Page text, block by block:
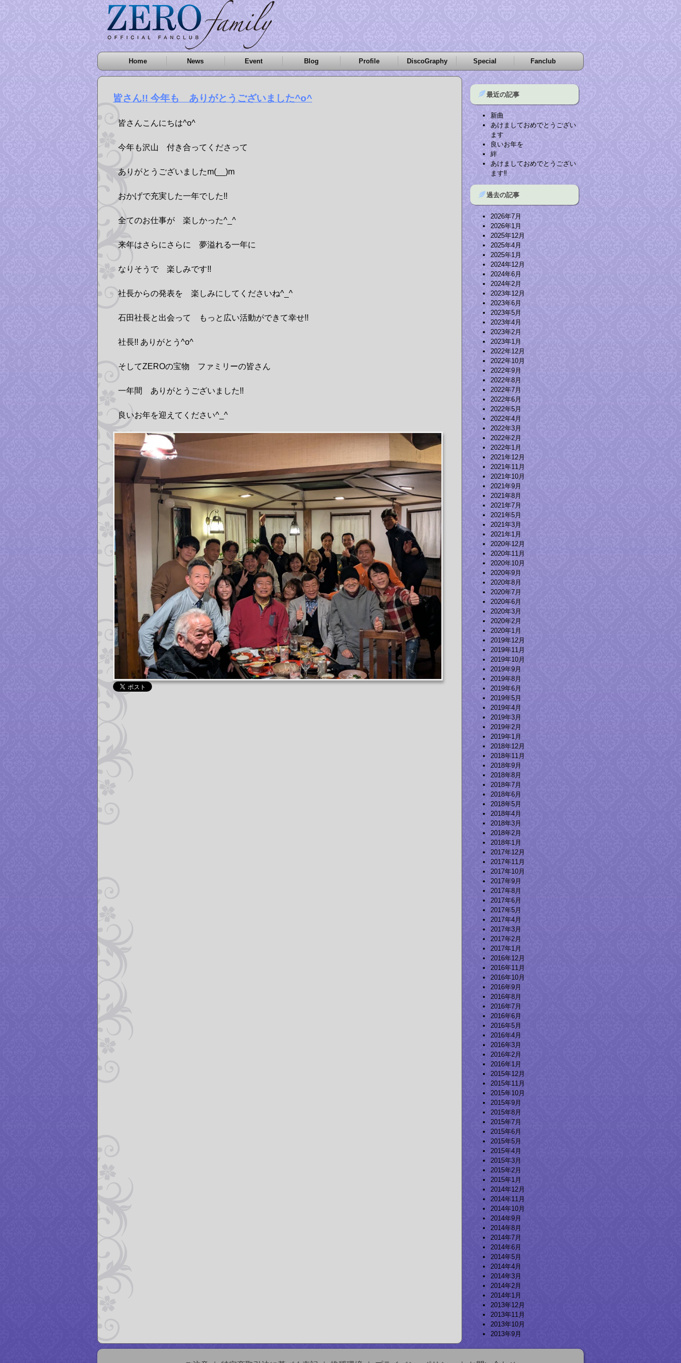
Home News Event Blog Profile DiscoGraphy Special Fanclub
皆さん!! 今年も ありがとうございました^o^
皆さんこんにちは^o^
今年も沢山 付き合ってくださって
ありがとうございましたm(__)m
おかげで充実した一年でした!!
全てのお仕事が 楽しかった^_^
来年はさらにさらに 夢溢れる一年に
なりそうで 楽しみです!!
社長からの発表を 楽しみにしてくださいね^_^
石田社長と出会って もっと広い活動ができて幸せ!!
社長!! ありがとう^o^
そしてZEROの宝物 ファミリーの皆さん
一年間 ありがとうございました!!
良いお年を迎えてください^_^
最近の記事
新曲
あけましておめでとうござい
ます
良いお年を
絆
あけましておめでとうござい
ます‼︎
過去の記事
2026年7月
2026年1月
2025年12月
2025年4月
2025年1月
2024年12月
2024年6月
2024年2月
2023年12月
2023年6月
2023年5月
2023年4月
2023年2月
2023年1月
2022年12月
2022年10月
2022年9月
2022年8月
2022年7月
2022年6月
2022年5月
2022年4月
2022年3月
2022年2月
2022年1月
2021年12月
2021年11月
2021年10月
2021年9月
2021年8月
2021年7月
2021年5月
2021年3月
2021年1月
2020年12月
2020年11月
2020年10月
2020年9月
2020年8月
2020年7月
2020年6月
2020年3月
2020年2月
2020年1月
2019年12月
2019年11月
2019年10月
2019年9月
2019年8月
2019年6月
2019年5月
2019年4月
2019年3月
2019年2月
2019年1月
2018年12月
2018年11月
2018年9月
2018年8月
2018年7月
2018年6月
2018年5月
2018年4月
2018年3月
2018年2月
2018年1月
2017年12月
2017年11月
2017年10月
2017年9月
2017年8月
2017年6月
2017年5月
2017年4月
2017年3月
2017年2月
2017年1月
2016年12月
2016年11月
2016年10月
2016年9月
2016年8月
2016年7月
2016年6月
2016年5月
2016年4月
2016年3月
2016年2月
2016年1月
2015年12月
2015年11月
2015年10月
2015年9月
2015年8月
2015年7月
2015年6月
2015年5月
2015年4月
2015年3月
2015年2月
2015年1月
2014年12月
2014年11月
2014年10月
2014年9月
2014年8月
2014年7月
2014年6月
2014年5月
2014年4月
2014年3月
2014年2月
2014年1月
2013年12月
2013年11月
2013年10月
2013年9月